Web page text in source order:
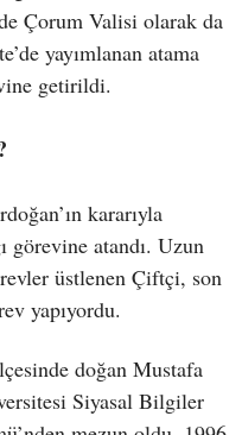
Çorum Valisi olarak da
yayımlanan atama
getirildi.
kararıyla
atandı. Uzun
üstlenen Çiftçi, son
yapıyordu.
doğan Mustafa
Siyasal Bilgiler